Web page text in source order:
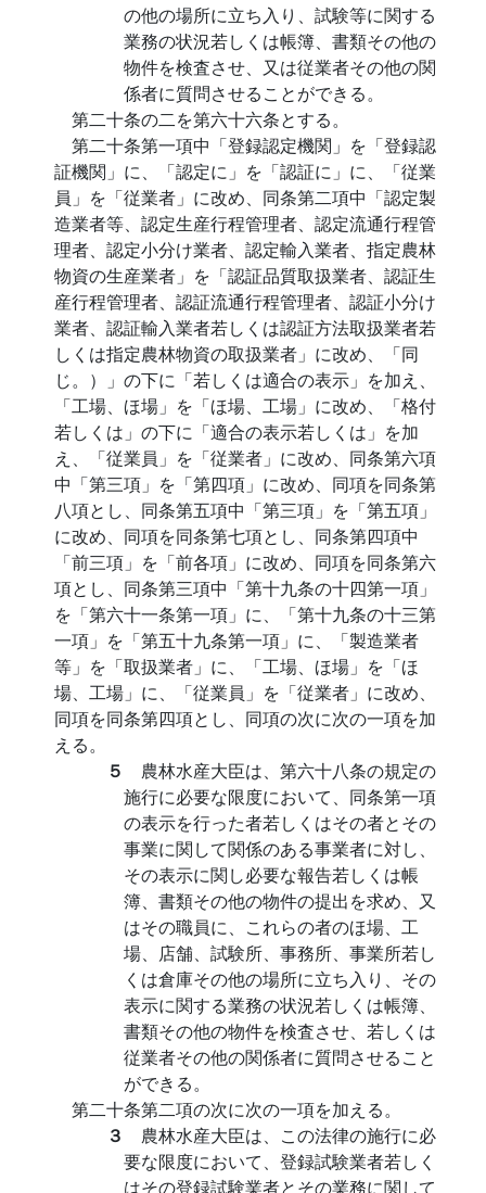
の他の場所に立ち入り、試験等に関する
業務の状況若しくは帳簿、書類その他の
物件を検査させ、又は従業者その他の関
係者に質問させることができる。
第二十条の二を第六十六条とする。
第二十条第一項中「登録認定機関」を「登録認
証機関」に、「認定に」を「認証に」に、「従業
員」を「従業者」に改め、同条第二項中「認定製
造業者等、認定生産行程管理者、認定流通行程管
理者、認定小分け業者、認定輸入業者、指定農林
物資の生産業者」を「認証品質取扱業者、認証生
産行程管理者、認証流通行程管理者、認証小分け
業者、認証輸入業者若しくは認証方法取扱業者若
しくは指定農林物資の取扱業者」に改め、「同
じ。）」の下に「若しくは適合の表示」を加え、
「工場、ほ場」を「ほ場、工場」に改め、「格付
若しくは」の下に「適合の表示若しくは」を加
え、「従業員」を「従業者」に改め、同条第六項
中「第三項」を「第四項」に改め、同項を同条第
八項とし、同条第五項中「第三項」を「第五項」
に改め、同項を同条第七項とし、同条第四項中
「前三項」を「前各項」に改め、同項を同条第六
項とし、同条第三項中「第十九条の十四第一項」
を「第六十一条第一項」に、「第十九条の十三第
一項」を「第五十九条第一項」に、「製造業者
等」を「取扱業者」に、「工場、ほ場」を「ほ
場、工場」に、「従業員」を「従業者」に改め、
同項を同条第四項とし、同項の次に次の一項を加
える。
５ 農林水産大臣は、第六十八条の規定の
施行に必要な限度において、同条第一項
の表示を行った者若しくはその者とその
事業に関して関係のある事業者に対し、
その表示に関し必要な報告若しくは帳
簿、書類その他の物件の提出を求め、又
はその職員に、これらの者のほ場、工
場、店舗、試験所、事務所、事業所若し
くは倉庫その他の場所に立ち入り、その
表示に関する業務の状況若しくは帳簿、
書類その他の物件を検査させ、若しくは
従業者その他の関係者に質問させること
ができる。
第二十条第二項の次に次の一項を加える。
３ 農林水産大臣は、この法律の施行に必
要な限度において、登録試験業者若しく
はその登録試験業者とその業務に関して